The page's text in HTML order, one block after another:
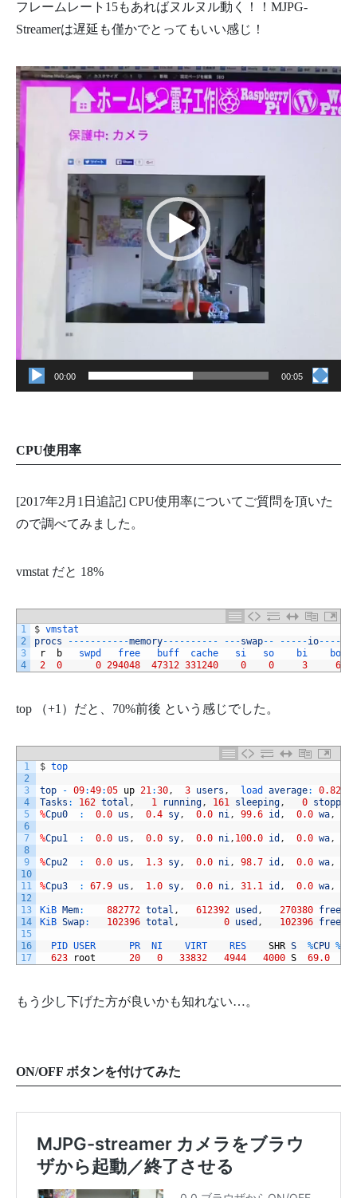
フレームレート15もあればヌルヌル動く！！MJPG-
Streamerは遅延も僅かでとってもいい感じ！
動
画
プ
レ
ー
ヤ
00:00 00:05
CPU使用率
[2017年2月1日追記] CPU使用率についてご質問を頂いた
ので調べてみました。
vmstat だと 18%
1
2
3
4
$ vmstat
procs
-- -- -- -- -- -memory-- -- -- -- -- -- -swap-- -- -- -io-- --
r
b swpd free buff cache si so bi
bo
2
0 0 294048 47312 331240 0 0 3 6
top （+1）だと、70%前後 という感じでした。
1
2
3
4
5
6
7
8
9
10
11
12
13
14
15
16
17
$ top
top - 09:49:05 up 21:30, 3 users , load average: 0.82
Tasks : 162 total , 1 running, 161 sleeping, 0 stopped
%Cpu0 : 0.0 us , 0.4 sy, 0.0 ni, 99.6 id , 0.0 wa,
%Cpu1 : 0.0 us , 0.0 sy, 0.0 ni, 100.0 id , 0.0 wa,
%Cpu2 : 0.0 us , 1.3 sy, 0.0 ni, 98.7 id , 0.0 wa,
%Cpu3 : 67.9 us , 1.0 sy, 0.0 ni, 31.1 id , 0.0 wa,
KiB Mem: 882772 total , 612392 used , 270380 free
KiB Swap: 102396 total , 0 used , 102396 free
PID USER PR NI VIRT RES SHR S %CPU %
623
root 20 0 33832 4944 4000 S 69.0
もう少し下げた方が良いかも知れない…。
ON/OFF ボタンを付けてみた